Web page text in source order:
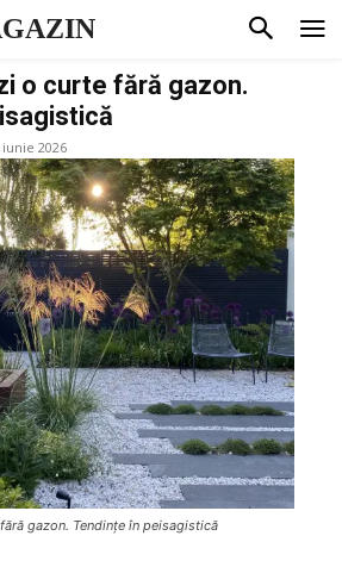
o curte fără gazon.
iunie 2026
gazon. Tendințe în peisagistică